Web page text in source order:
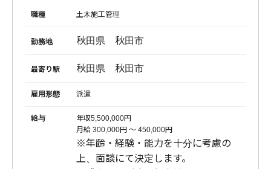
職種 土木施工管理
勤務地 秋田県 秋田市
最寄り駅 秋田県 秋田市
雇用形態 派遣
給与
年収5,500,000円
月給 300,000円 〜 450,000円
※年齢・経験・能力を十分に考慮の
上、面談にて決定します。